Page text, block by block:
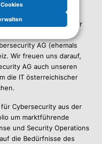
stetig zunehmen, ist
Deshalb haben wir
als Partner
AG (ehemals
Wir freuen uns darauf,
AG auch unseren
die IT österreichischer
Cybersecurity aus der
um marktführende
und Security Operations
die Bedürfnisse des